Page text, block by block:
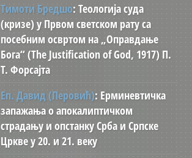
Тимоти Бредшо: Теологија суда
(кризе) у Првом светском рату са
посебним освртом на „Оправдање
Бога“ (The Justification of God, 1917) П.
Т. Форсајта
Еп. Давид (Перовић): Ерминевтичка
запажања о апокалиптичком
страдању и опстанку Срба и Српске
Цркве у 20. и 21. веку